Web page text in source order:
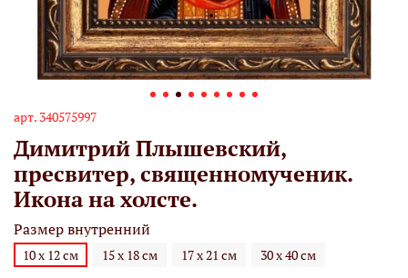
арт. 340575997
Димитрий Плышевский,
пресвитер, священномученик.
Икона на холсте.
Размер внутренний
10 х 12 см 15 х 18 см 17 х 21 см 30 х 40 см